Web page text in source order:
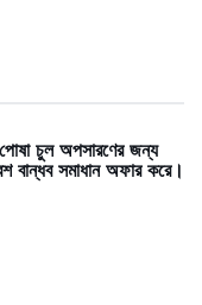
চুল অপসারণের জন্য
বান্ধব সমাধান অফার করে।